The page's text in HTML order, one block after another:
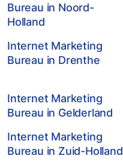
Bureau in Noord-
Holland
Internet Marketing
Bureau in Drenthe
Internet Marketing
Bureau in Gelderland
Internet Marketing
Bureau in Zuid-Holland